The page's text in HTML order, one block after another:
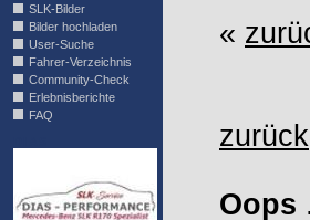
SLK-Bilder
Bilder hochladen
User-Suche
Fahrer-Verzeichnis
Community-Check
Erlebnisberichte
FAQ
«
zurück
Oops